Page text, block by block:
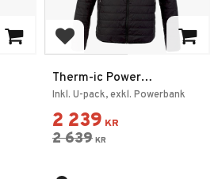
Add to favorites
Therm-ic Power
Värmejacka Casual Herr
Inkl. U-pack, exkl. Powerbank
2 239 KR
2 639 KR